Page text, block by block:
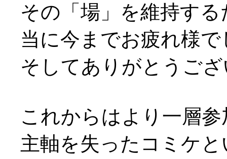
その「場」を維持す
当に今までお疲れ様で
そしてありがとうご
これからはより一層
主軸を失ったコミケ